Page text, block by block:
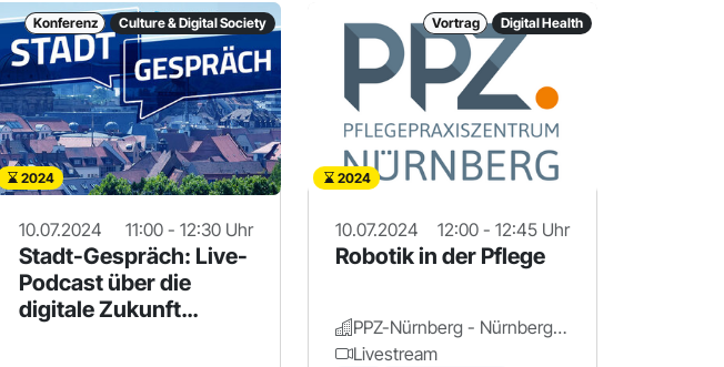
Konferenz Culture & Digital Society
2024
10.07.2024 11:00 - 12:30 Uhr
Stadt-Gespräch: Live-
Podcast über die
digitale Zukunft
Vortrag Digital Health
2024
10.07.2024 12:00 - 12:45 Uhr
Robotik in der Pflege
PPZ-Nürnberg - NürnbergStift
Livestream